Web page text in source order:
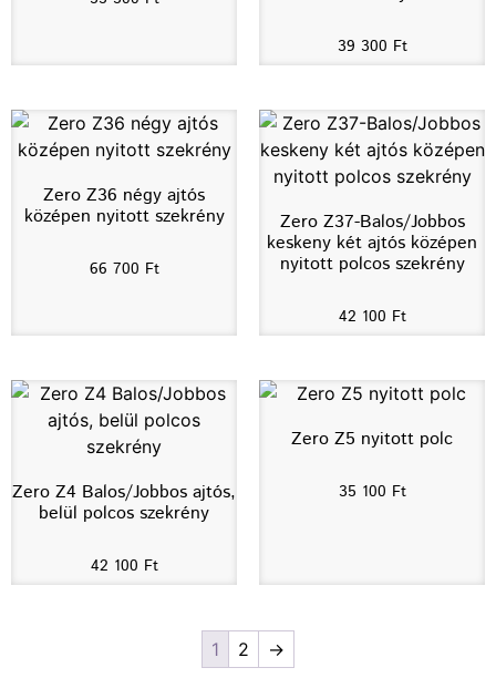
39 300 Ft
Zero Z36 négy ajtós
középen nyitott szekrény
66 700 Ft
Zero Z37-Balos/Jobbos
keskeny két ajtós középen
nyitott polcos szekrény
42 100 Ft
Zero Z4 Balos/Jobbos ajtós,
belül polcos szekrény
42 100 Ft
Zero Z5 nyitott polc
35 100 Ft
1 2 →